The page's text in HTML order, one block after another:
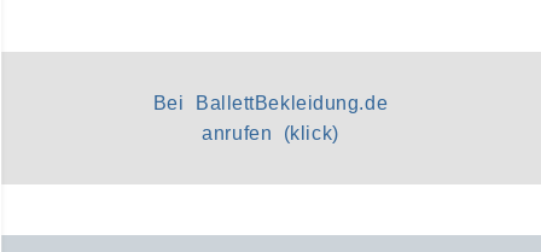
Bei BallettBekleidung.de
anrufen (klick)